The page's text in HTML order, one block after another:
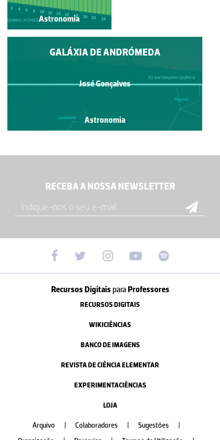
Astronomia
GALÁXIA DE ANDRÓMEDA
José Gonçalves
Astronomia
Astronomia
RECEBA A NOSSA NEWSLETTER
Recursos Digitais paraProfessores
RECURSOS DIGITAIS
WIKICIÊNCIAS
BANCO DE IMAGENS
REVISTA DE CIÊNCIA ELEMENTAR
EXPERIMENTACIÊNCIAS
LOJA
Arquivo Colaboradores Sugestões